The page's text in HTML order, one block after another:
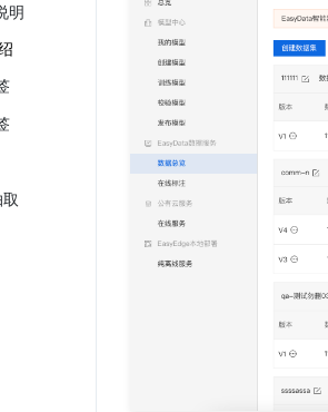
明